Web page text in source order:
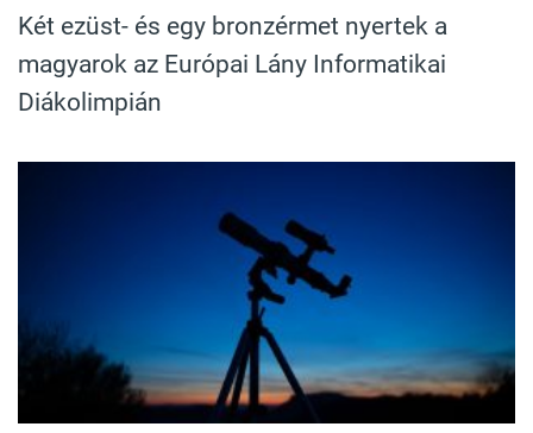
Két ezüst- és egy bronzérmet nyertek a
magyarok az Európai Lány Informatikai
Diákolimpián